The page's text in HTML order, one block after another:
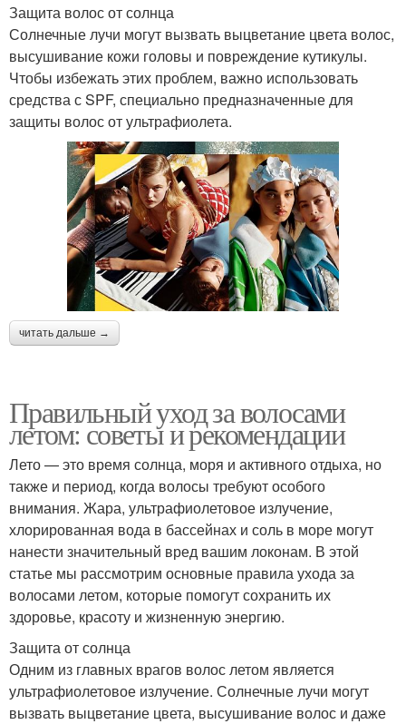
Защита волос от солнца
Солнечные лучи могут вызвать выцветание цвета волос,
высушивание кожи головы и повреждение кутикулы.
Чтобы избежать этих проблем, важно использовать
средства с SPF, специально предназначенные для
защиты волос от ультрафиолета.
читать дальше →
Правильный уход за волосами
летом: советы и рекомендации
Лето — это время солнца, моря и активного отдыха, но
также и период, когда волосы требуют особого
внимания. Жара, ультрафиолетовое излучение,
хлорированная вода в бассейнах и соль в море могут
нанести значительный вред вашим локонам. В этой
статье мы рассмотрим основные правила ухода за
волосами летом, которые помогут сохранить их
здоровье, красоту и жизненную энергию.
Защита от солнца
Одним из главных врагов волос летом является
ультрафиолетовое излучение. Солнечные лучи могут
вызвать выцветание цвета, высушивание волос и даже